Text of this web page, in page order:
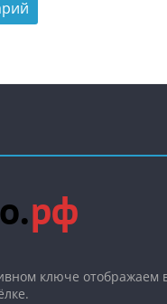
ключе отображаем